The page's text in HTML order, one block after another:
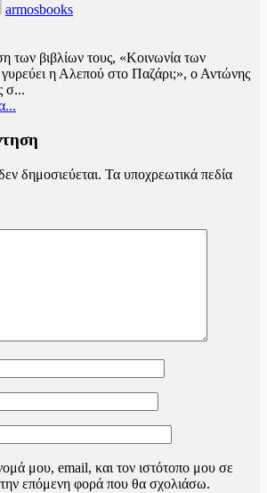
armosbooks
των βιβλίων τους, «Κοινωνία των
η Αλεπού στο Παζάρι;», ο Αντώνης
σ...
δημοσιεύεται. Τα υποχρεωτικά πεδία
μου, email, και τον ιστότοπο μου σε
επόμενη φορά που θα σχολιάσω.